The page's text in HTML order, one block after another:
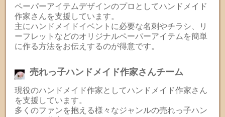
ペーパーアイテムデザインのプロとしてハンドメイド
作家さんを支援しています。
主にハンドメイドイベントに必要な名刺やチラシ、リ
ーフレットなどのオリジナルペーパーアイテムを簡単
に作る方法をお伝えするのが得意です。
売れっ子ハンドメイド作家さんチーム
現役のハンドメイド作家としてハンドメイド作家さん
を支援しています。
多くのファンを抱える様々なジャンルの売れっ子ハン